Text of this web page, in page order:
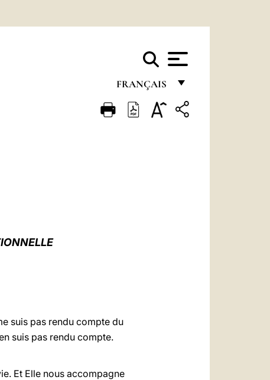
FRANÇAIS
FRANÇAIS
suis pas rendu compte du
suis pas rendu compte.
Et Elle nous accompagne